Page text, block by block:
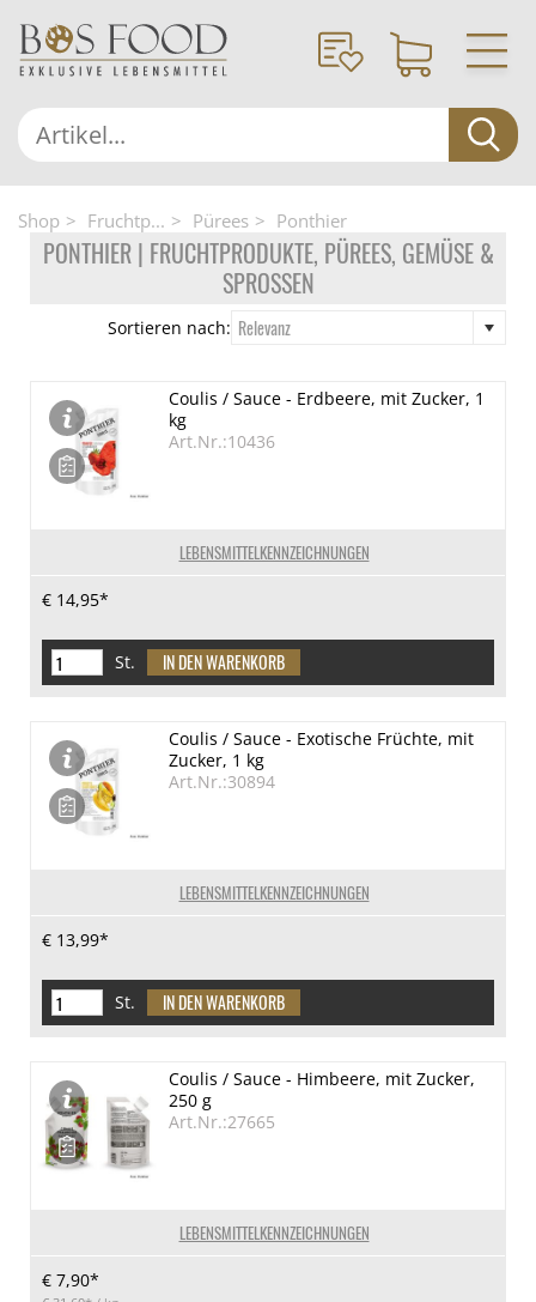
Shop Fruchtp... Pürees Ponthier
PONTHIER | FRUCHTPRODUKTE, PÜREES, GEMÜSE &
SPROSSEN
Sortieren nach: Relevanz
LEBENSMITTELKENNZEICHNUNGEN
Coulis / Sauce - Erdbeere, mit Zucker, 1
kg
Art.Nr.:10436
€ 14,95*
St.
LEBENSMITTELKENNZEICHNUNGEN
Coulis / Sauce - Exotische Früchte, mit
Zucker, 1 kg
Art.Nr.:30894
€ 13,99*
St.
LEBENSMITTELKENNZEICHNUNGEN
Coulis / Sauce - Himbeere, mit Zucker,
250 g
Art.Nr.:27665
€ 7,90*